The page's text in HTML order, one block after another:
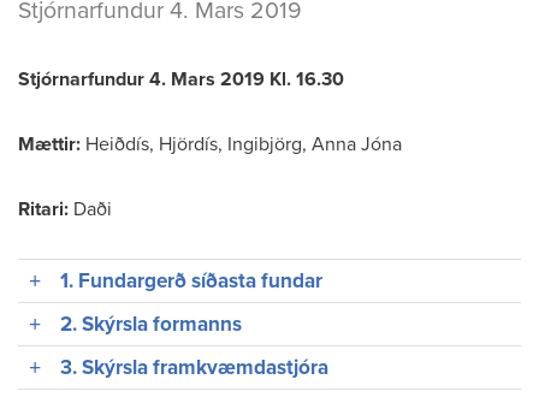
Stjórnarfundur 4. Mars 2019
Stjórnarfundur 4. Mars 2019 Kl. 16.30
Mættir: Heiðdís, Hjördís, Ingibjörg, Anna Jóna
Ritari: Daði
1. Fundargerð síðasta fundar
2. Skýrsla formanns
3. Skýrsla framkvæmdastjóra